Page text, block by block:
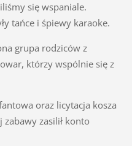
się wspaniale.
tańce i śpiewy karaoke.
grupa rodziców z
którzy wspólnie się z
oraz licytacja kosza
zasilił konto